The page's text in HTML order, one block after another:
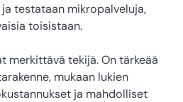
testataan mikropalveluja,
toisistaan.
merkittävä tekijä. On tärkeää
mukaan lukien
ja mahdolliset